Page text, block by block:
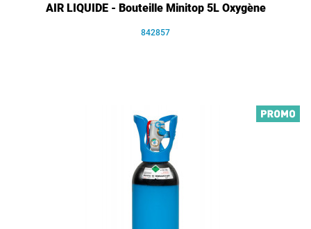
AIR LIQUIDE - Bouteille Minitop 5L Oxygène
842857